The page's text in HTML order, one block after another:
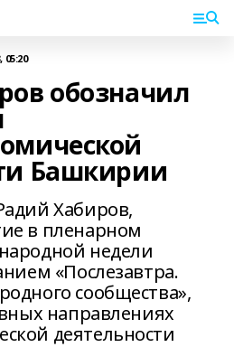
05:20
обозначил
Башкирии
Хабиров,
в пленарном
недели
«Послезавтра.
сообщества»,
направлениях
деятельности